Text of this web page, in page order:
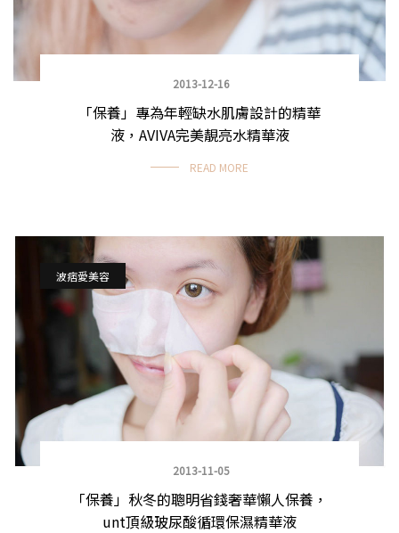
2013-12-16
「保養」專為年輕缺水肌膚設計的精華
液，AVIVA完美靚亮水精華液
READ MORE
波痞愛美容
2013-11-05
「保養」秋冬的聰明省錢奢華懶人保養，
unt頂級玻尿酸循環保濕精華液